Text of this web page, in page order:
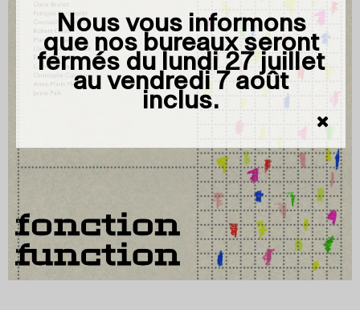
Nous vous informons
que nos bureaux seront
fermés dulundi 27 juillet
au vendredi 7 août
inclus.